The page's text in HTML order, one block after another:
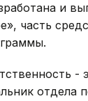
и
часть
-
отдела